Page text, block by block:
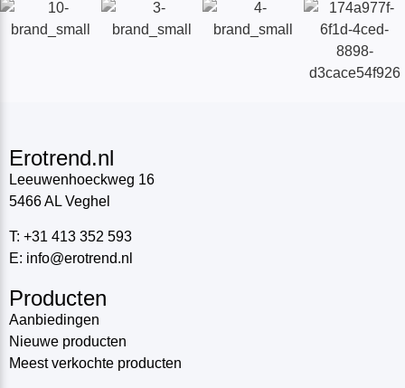
Erotrend.nl
Leeuwenhoeckweg 16
5466 AL Veghel
T: +31 413 352 593
E: info@erotrend.nl
Producten
Aanbiedingen
Nieuwe producten
Meest verkochte producten